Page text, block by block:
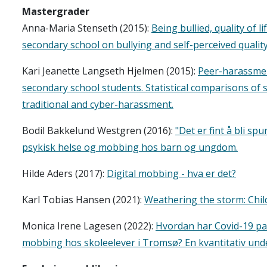
Mastergrader
Anna-Maria Stenseth (2015): Being bullied, quality of
secondary school on bullying and self-perceived
Kari Jeanette Langseth Hjelmen (2015): Peer-
secondary school students. Statistical comparisons
traditional and cyber-harassment.
Bodil Bakkelund Westgren (2016): "Det er fint å bli
psykisk helse og mobbing hos barn og ungdom.
Hilde Aders (2017): Digital mobbing - hva er det?
Karl Tobias Hansen (2021): Weathering the storm:
Monica Irene Lagesen (2022): Hvordan har Covid-19
mobbing hos skoleelever i Tromsø? En kvantitativ